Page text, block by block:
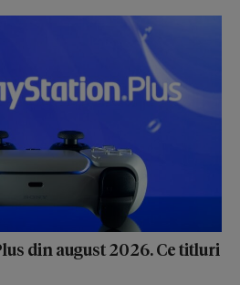
din august 2026. Ce titluri